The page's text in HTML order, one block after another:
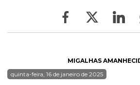
MIGALHAS
quinta-feira, 16 de janeiro de 2025